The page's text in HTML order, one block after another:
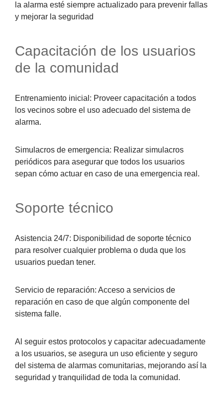
la alarma esté siempre actualizado para prevenir fallas
y mejorar la seguridad
Capacitación de los usuarios
de la comunidad
Entrenamiento inicial: Proveer capacitación a todos
los vecinos sobre el uso adecuado del sistema de
alarma.
Simulacros de emergencia: Realizar simulacros
periódicos para asegurar que todos los usuarios
sepan cómo actuar en caso de una emergencia real.
Soporte técnico
Asistencia 24/7: Disponibilidad de soporte técnico
para resolver cualquier problema o duda que los
usuarios puedan tener.
Servicio de reparación: Acceso a servicios de
reparación en caso de que algún componente del
sistema falle.
Al seguir estos protocolos y capacitar adecuadamente
a los usuarios, se asegura un uso eficiente y seguro
del sistema de alarmas comunitarias, mejorando así la
seguridad y tranquilidad de toda la comunidad.